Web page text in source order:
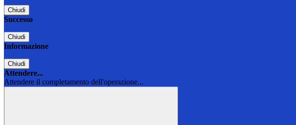
Chiudi
Successo
Chiudi
Informazione
Chiudi
Attendere...
Attendere il completamento dell'operazione...